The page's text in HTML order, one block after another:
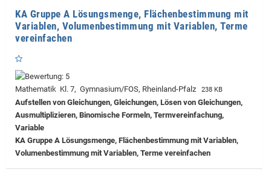
KA Gruppe A Lösungsmenge, Flächenbestimmung mit
Variablen, Volumenbestimmung mit Variablen, Terme
vereinfachen
Mathematik Kl. 7, Gymnasium/FOS, Rheinland-Pfalz 238 KB
Aufstellen von Gleichungen, Gleichungen, Lösen von Gleichungen,
Ausmultiplizieren, Binomische Formeln, Termvereinfachung,
Variable
KA Gruppe A Lösungsmenge, Flächenbestimmung mit Variablen,
Volumenbestimmung mit Variablen, Terme vereinfachen